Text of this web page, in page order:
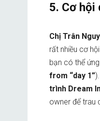
5. Cơ hội
Chị Trân
rất nhiều cơ
bạn có thể
from “day 1”
trình Dream
owner để trau